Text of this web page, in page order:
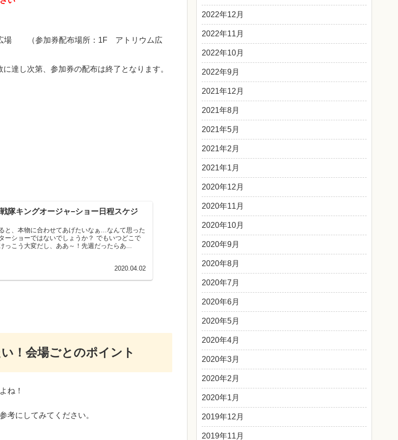
広場 （参加券配布場所：1F アトリウム広
達し次第、参加券の配布は終了となります。
隊キングオージャ−ショー日程スケジ
と、本物に合わせてあげたいなぁ…なんて思った
ーショーではないでしょうか？ でもいつどこで
こう大変だし、ああ～！先週だったらあ...
2020.04.02
！会場ごとのポイント
ね！
考にしてみてください。
2022年12月
2022年11月
2022年10月
2022年9月
2021年12月
2021年8月
2021年5月
2021年2月
2021年1月
2020年12月
2020年11月
2020年10月
2020年9月
2020年8月
2020年7月
2020年6月
2020年5月
2020年4月
2020年3月
2020年2月
2020年1月
2019年12月
2019年11月